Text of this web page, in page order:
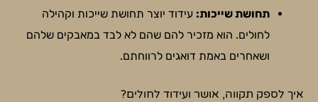
תחושת שייכות: עידוד יוצר תחושת שייכות וקהילה
לחולים. הוא מזכיר להם שהם לא לבד במאבקים שלהם
ושאחרים באמת דואגים לרווחתם.
איך לספק תקווה, אושר ועידוד לחולים?